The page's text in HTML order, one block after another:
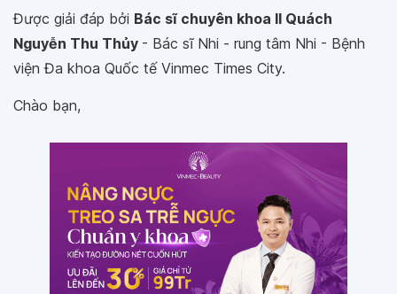
Được giải đáp bởi Bác sĩ chuyên khoa II Quách
Nguyễn Thu Thủy - Bác sĩ Nhi - rung tâm Nhi - Bệnh
viện Đa khoa Quốc tế Vinmec Times City.
Chào bạn,